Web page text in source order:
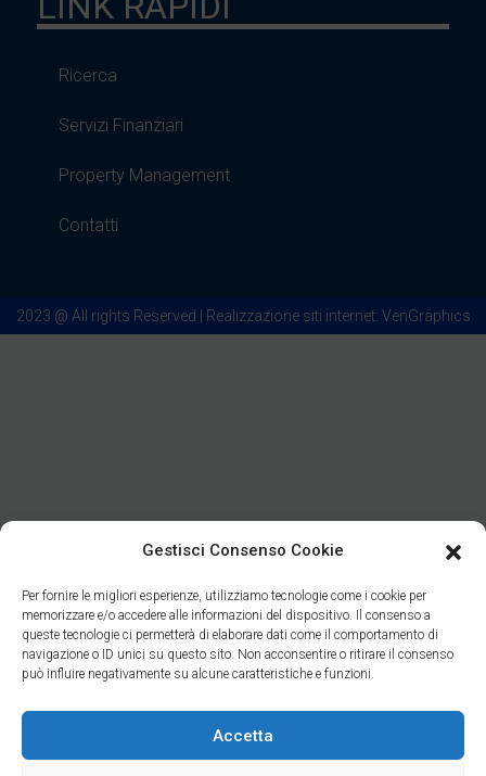
Gestisci Consenso Cookie
Per fornire le migliori esperienze, utilizziamo tecnologie come i cookie per
memorizzare e/o accedere alle informazioni del dispositivo. Il consenso a
queste tecnologie ci permetterà di elaborare dati come il comportamento di
navigazione o ID unici su questo sito. Non acconsentire o ritirare il consenso
può influire negativamente su alcune caratteristiche e funzioni.
Accetta
Ricerca
Servizi Finanziari
Property Management
Contatti
2023 @ All rights Reserved | Realizzazione siti internet: VenGraphics